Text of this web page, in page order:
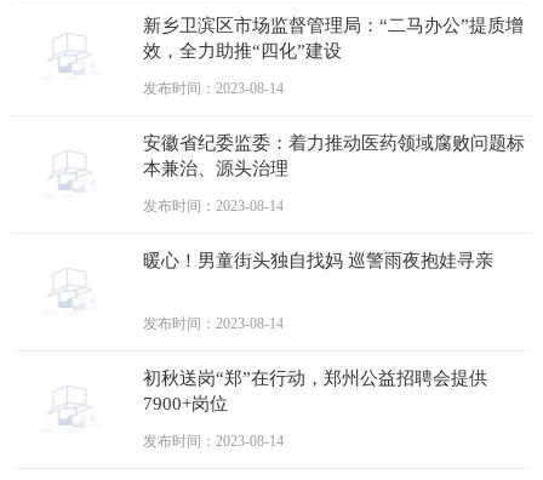
新乡卫滨区市场监督管理局：“二马办公”提质增
效，全力助推“四化”建设
发布时间：2023-08-14
安徽省纪委监委：着力推动医药领域腐败问题标
本兼治、源头治理
发布时间：2023-08-14
暖心！男童街头独自找妈 巡警雨夜抱娃寻亲
发布时间：2023-08-14
初秋送岗“郑”在行动，郑州公益招聘会提供
7900+岗位
发布时间：2023-08-14